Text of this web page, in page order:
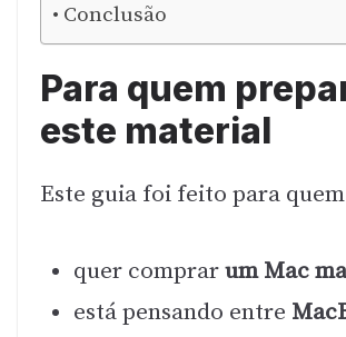
Conclusão
Para quem
este material
Este guia foi feito para
quer comprarum Mac
está pensando entre